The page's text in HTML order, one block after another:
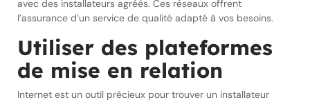
avec des installateurs agréés. Ces réseaux offrent
l’assurance d’un service de qualité adapté à vos besoins.
Utiliser des plateformes
de mise en relation
Internet est un outil précieux pour trouver un installateur